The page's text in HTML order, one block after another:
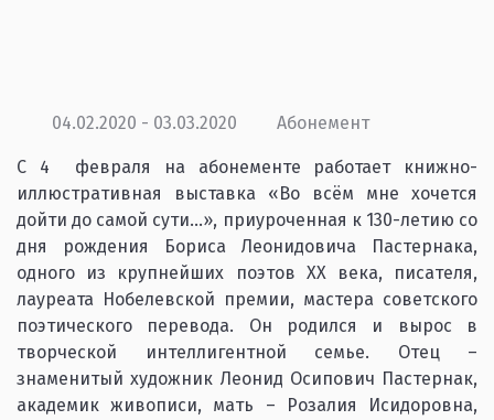
04.02.2020 - 03.03.2020 Абонемент
С 4 февраля на абонементе работает книжно-
иллюстративная выставка «Во всём мне хочется
дойти до самой сути…», приуроченная к 130-летию со
дня рождения Бориса Леонидовича Пастернака,
одного из крупнейших поэтов ХХ века, писателя,
лауреата Нобелевской премии, мастера советского
поэтического перевода. Он родился и вырос в
творческой интеллигентной семье. Отец –
знаменитый художник Леонид Осипович Пастернак,
академик живописи, мать – Розалия Исидоровна,